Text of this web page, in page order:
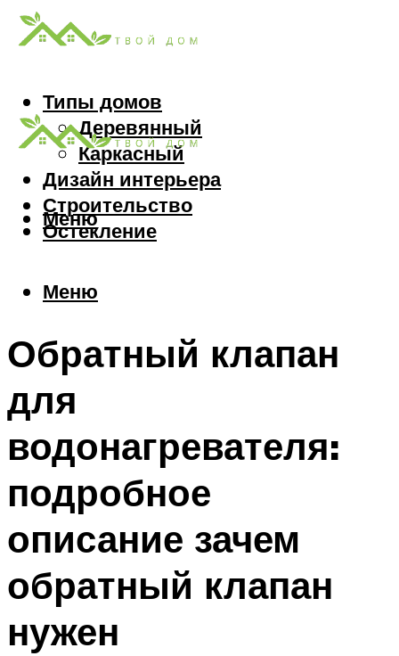
Типы домов
Деревянный
Каркасный
Дизайн интерьера
Строительство
Остекление
Меню
Меню
Обратный клапан
для
водонагревателя:
подробное
описание зачем
обратный клапан
нужен